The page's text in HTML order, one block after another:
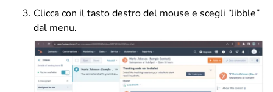
Clicca con il tasto destro del mouse e scegli “Jibble”
dal menu.